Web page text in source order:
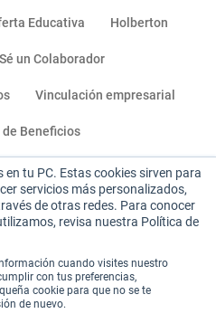
tu PC. Estas cookies sirven para
servicios más personalizados,
de otras redes. Para conocer
revisa nuestra Política de
cuando visites nuestro
con tus preferencias,
cookie para que no se te
de nuevo.
Educativa Holberton
Sé un Colaborador
Vinculación empresarial
Beneficios
| Aviso de privacidad